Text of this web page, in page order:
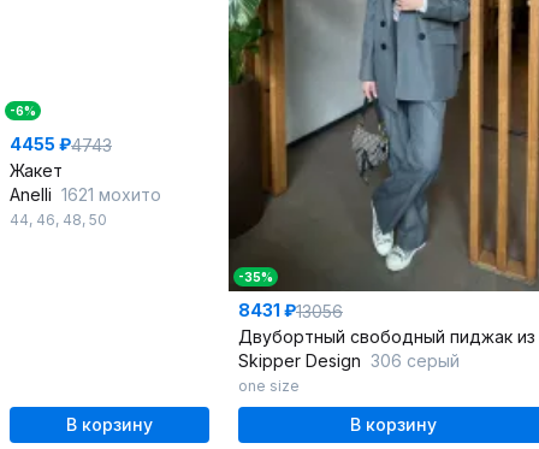
-6%
4455 ₽4743
Жакет
Anelli 1621 мохито
44, 46, 48, 50
В корзину
-35%
8431 ₽13056
Skipper Design 306 серый
one size
В корзину